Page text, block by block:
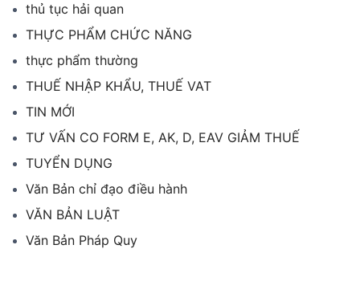
thủ tục hải quan
THỰC PHẨM CHỨC NĂNG
thực phẩm thường
THUẾ NHẬP KHẨU, THUẾ VAT
TIN MỚI
TƯ VẤN CO FORM E, AK, D, EAV GIẢM THUẾ
TUYỂN DỤNG
Văn Bản chỉ đạo điều hành
VĂN BẢN LUẬT
Văn Bản Pháp Quy